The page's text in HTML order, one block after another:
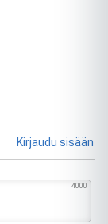
Kirjaudu sisään
4000